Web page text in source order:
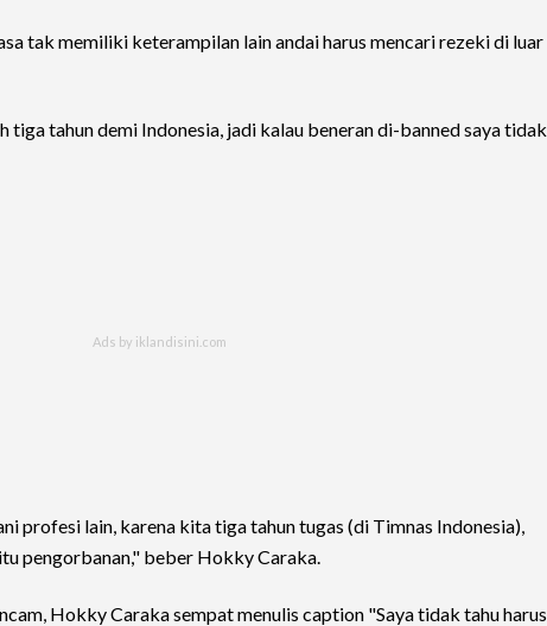
tak memiliki keterampilan lain andai harus mencari rezeki di luar
tiga tahun demi Indonesia, jadi kalau beneran di-banned saya tidak
profesi lain, karena kita tiga tahun tugas (di Timnas Indonesia),
pengorbanan," beber Hokky Caraka.
Hokky Caraka sempat menulis caption "Saya tidak tahu harus